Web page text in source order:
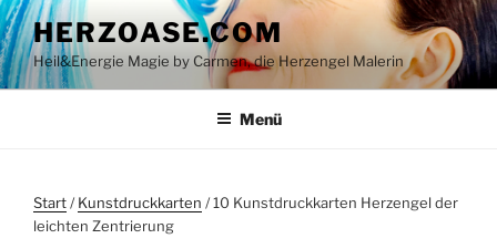
Zum
Inhalt
springen
HERZOASE.COM
Heil&Energie Magie by Carmen, die Herzengel Malerin
Menü
Start/Kunstdruckkarten / 10 Kunstdruckkarten Herzengel der
leichten Zentrierung